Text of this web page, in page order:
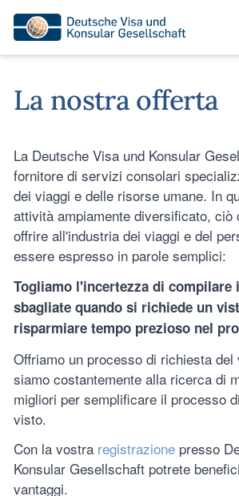
La nostra offerta
La Deutsche Visa und Konsular
fornitore di servizi consolari
dei viaggi e delle risorse umane. In
attività ampiamente diversificato, ciò
offrire all'industria dei viaggi e del
essere espresso in parole semplici:
Togliamo l'incertezza di compilare
sbagliate quando si richiede un
risparmiare tempo prezioso nel
Offriamo un processo di richiesta
siamo costantemente alla ricerca di
migliori per semplificare il processo
visto.
Con la vostra registrazione presso
Konsular Gesellschaft potrete
vantaggi.